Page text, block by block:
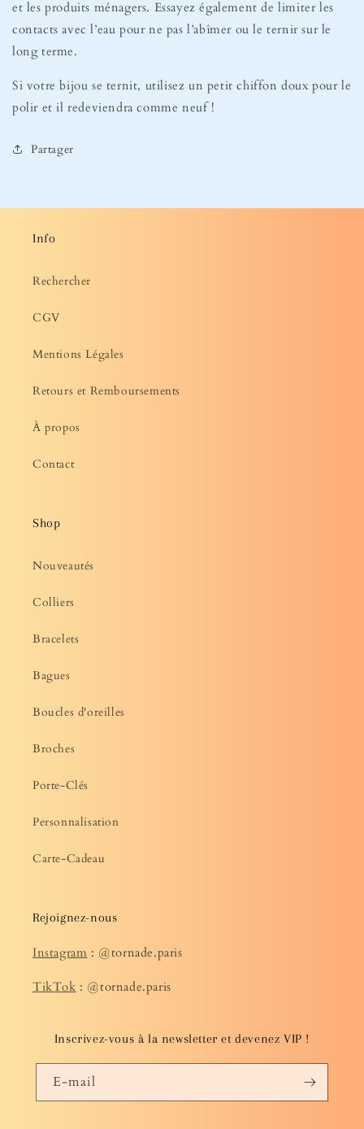
et les produits ménagers. Essayez également de limiter les
contacts avec l’eau pour ne pas l’abîmer ou le ternir sur le
long terme.
Si votre bijou se ternit, utilisez un petit chiffon doux pour le
polir et il redeviendra comme neuf !
Partager
Info
Rechercher
CGV
Mentions Légales
Retours et Remboursements
À propos
Contact
Shop
Nouveautés
Colliers
Bracelets
Bagues
Boucles d'oreilles
Broches
Porte-Clés
Personnalisation
Carte-Cadeau
Rejoignez-nous
Instagram : @tornade.paris
TikTok : @tornade.paris
Inscrivez-vous à la newsletter et devenez VIP !
E-mail